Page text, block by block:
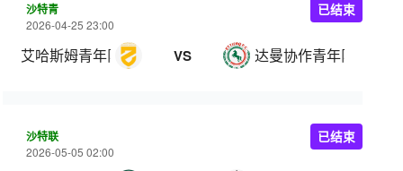
沙特青
2026-04-25 23:00
艾哈斯姆青年队 VS 达曼协作青年队
已结束
沙特联
2026-05-05 02:00
已结束